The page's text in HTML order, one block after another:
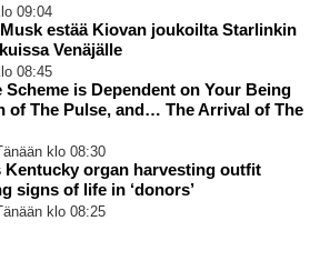
09:04
estää Kiovan joukoilta Starlinkin
Venäjälle
08:45
Scheme is Dependent on Your Being
of The Pulse, and… The Arrival of The
klo 08:30
Kentucky organ harvesting outfit
signs of life in ‘donors’
klo 08:25